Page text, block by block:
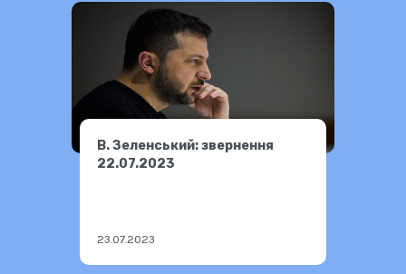
В. Зеленський: звернення
22.07.2023
23.07.2023